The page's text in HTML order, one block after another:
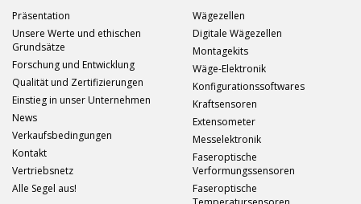
Präsentation
Unsere Werte und ethischen
Grundsätze
Forschung und Entwicklung
Qualität und Zertifizierungen
Einstieg in unser Unternehmen
News
Verkaufsbedingungen
Kontakt
Vertriebsnetz
Alle Segel aus!
Wägezellen
Digitale Wägezellen
Montagekits
Wäge-Elektronik
Konfigurationssoftwares
Kraftsensoren
Extensometer
Messelektronik
Faseroptische
Verformungssensoren
Faseroptische